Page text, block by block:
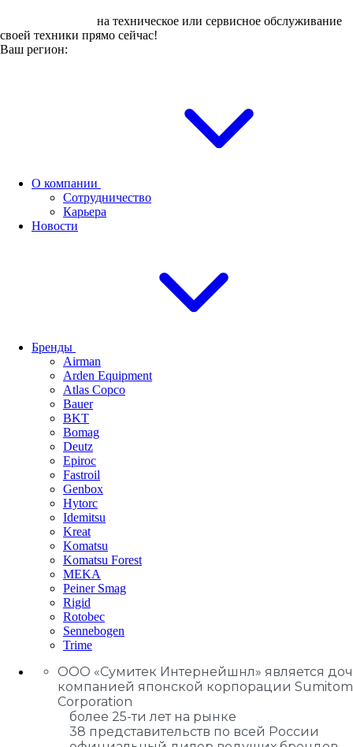
на техническое или сервисное обслуживание
своей техники прямо сейчас!
Ваш регион:
О компании
Сотрудничество
Карьера
Новости
Бренды
Airman
Arden Equipment
Atlas Сopco
Bauer
BKT
Bomag
Deutz
Epiroc
Fastroil
Genbox
Hytorc
Idemitsu
Kreat
Komatsu
Komatsu Forest
MEKA
Peiner Smag
Rigid
Rotobec
Sennebogen
Trime
ООО «Сумитек Интернейшнл» является
компанией японской корпорации
Corporation
более 25-ти лет на рынке
38 представительств по всей России